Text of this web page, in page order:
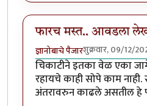
फारच मस्त.. आवडला
ज्ञानोबाचे पैजारशुक्रवार, 09/12/
चिकाटीने इतका वेळ एका
रहायचे काही सोपे काम
अंतरावरुन काढले असतील हे